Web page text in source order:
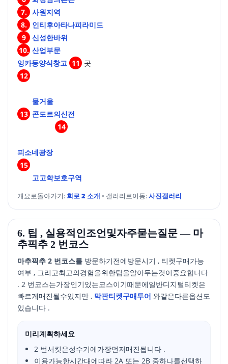
7. 사원지역
8.
인티후아타나피라미드
9
신성한바위
10. 산업부문
잉카동양식창고 11 곳
12
물거울
13 콘도르의신전
피소네광장
14
15
고고학보호구역
개요로돌아가기: 회로 2 소개 • 갤러리로이동:사진갤러리
6. 팁 , 실용적인조언및자주묻는질문 — 마
추픽추 2 번코스
마추픽추 2 번코스를 방문하기전에방문시기 , 티켓구매가능
여부 , 그리고최고의경험을위한팁을알아두는것이중요합니다
. 2 번코스는가장인기있는코스이기때문에일반디지털티켓은
빠르게매진될수있지만 , 막판티켓구매투어 와같은다른옵션도
있습니다 .
미리계획하세요
2 번서킷은성수기에가장먼저매진됩니다 .
이용가능한시간대에따라 2A 또는 2B 중하나를선택하